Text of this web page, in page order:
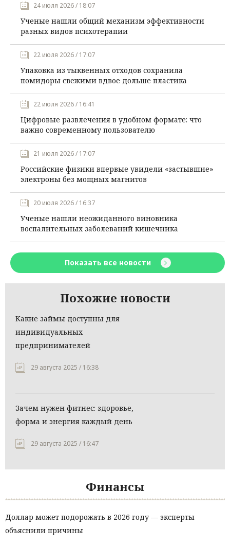
24 июля 2026 / 18:07
Ученые нашли общий механизм эффективности
разных видов психотерапии
22 июля 2026 / 17:07
Упаковка из тыквенных отходов сохранила
помидоры свежими вдвое дольше пластика
22 июля 2026 / 16:41
Цифровые развлечения в удобном формате: что
важно современному пользователю
21 июля 2026 / 17:07
Российские физики впервые увидели «застывшие»
электроны без мощных магнитов
20 июля 2026 / 16:37
Ученые нашли неожиданного виновника
воспалительных заболеваний кишечника
Показать все новости
Похожие новости
Какие займы доступны для
индивидуальных
предпринимателей
29 августа 2025 / 16:38
Зачем нужен фитнес: здоровье,
форма и энергия каждый день
29 августа 2025 / 16:47
Финансы
Доллар может подорожать в 2026 году — эксперты
объяснили причины